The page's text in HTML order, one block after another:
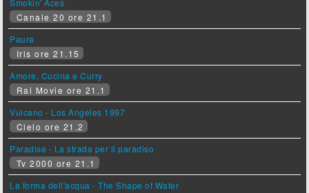
Smokin' Aces
Canale 20 ore 21.1
Paura
Iris ore 21.15
Amore, Cucina e Curry
Rai Movie ore 21.1
Vulcano - Los Angeles 1997
Cielo ore 21.2
Paradise - La strada per il paradiso
Tv 2000 ore 21.1
La forma dell'acqua - The Shape of Water